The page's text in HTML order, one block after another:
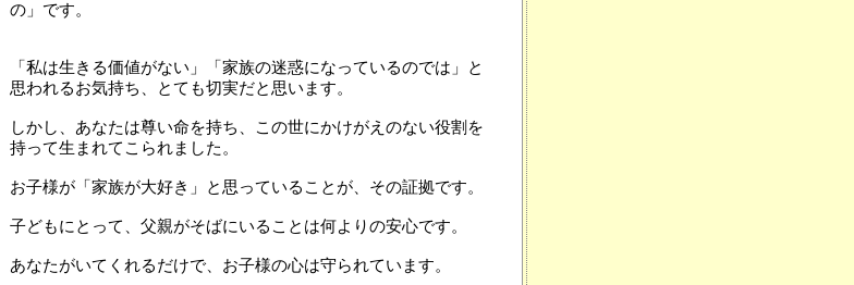
の」です。
「私は生きる価値がない」「家族の迷惑になっているのでは」と
思われるお気持ち、とても切実だと思います。
しかし、あなたは尊い命を持ち、この世にかけがえのない役割を
持って生まれてこられました。
お子様が「家族が大好き」と思っていることが、その証拠です。
子どもにとって、父親がそばにいることは何よりの安心です。
あなたがいてくれるだけで、お子様の心は守られています。